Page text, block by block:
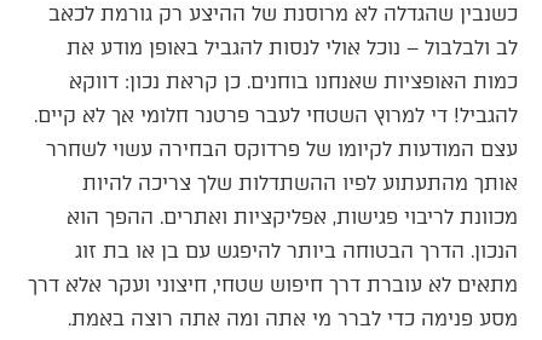
כשנבין שהגדלה לא מרוסנת של ההיצע רק גורמת לכאב
לב ולבלבול – נוכל אולי לנסות להגביל באופן מודע את
כמות האופציות שאנחנו בוחנים. כן קראת נכון: דווקא
להגביל! די למרוץ השטחי לעבר פרטנר חלומי אך לא קיים.
עצם המודעות לקיומו של פרדוקס הבחירה עשוי לשחרר
אותך מהתעתוע לפיו ההשתדלות שלך צריכה להיות
מכוונת לריבוי פגישות, אפליקציות ואתרים. ההפך הוא
הנכון. הדרך הבטוחה ביותר להיפגש עם בן או בת זוג
מתאים לא עוברת דרך חיפוש שטחי, חיצוני ועקר אלא דרך
מסע פנימה כדי לברר מי אתה ומה אתה רוצה באמת.